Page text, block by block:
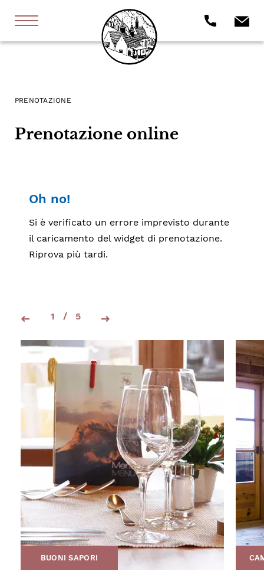
PRENOTAZIONE
Prenotazione online
Oh no!
Si è verificato un errore imprevisto durante
il caricamento del widget di prenotazione.
Riprova più tardi.
1 / 5
BUONI SAPORI